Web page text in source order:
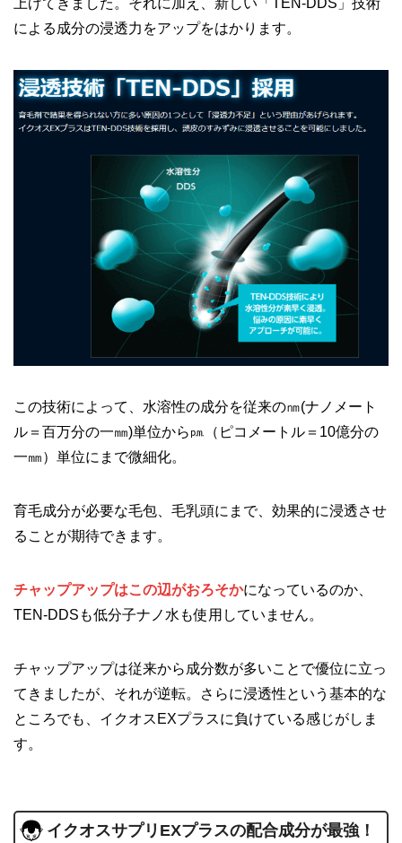
による成分の浸透力をアップをはかります。
この技術によって、水溶性の成分を従来の㎚(ナノメート
ル＝百万分の一㎜)単位から㏘（ピコメートル＝10億分の
一㎜）単位にまで微細化。
育毛成分が必要な毛包、毛乳頭にまで、効果的に浸透させ
ることが期待できます。
チャップアップはこの辺がおろそかになっているのか、
TEN-DDSも低分子ナノ水も使用していません。
チャップアップは従来から成分数が多いことで優位に立っ
てきましたが、それが逆転。さらに浸透性という基本的な
ところでも、イクオスEXプラスに負けている感じがしま
す。
イクオスサプリEXプラスの配合成分が最強！